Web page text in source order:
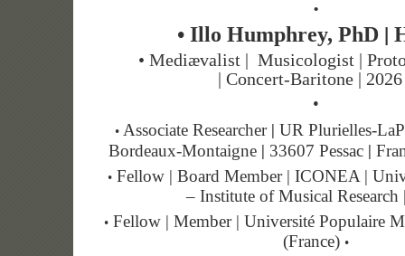
•
• Illo Humphrey, PhD |
• Mediævalist | Musicologist |
| Concert-Baritone | 2026
•
• Associate Researcher| UR Plurielles-
Bordeaux-Montaigne | 33607 Pessac |
•Fellow | Board Member | ICONEA |
– Institute of Musical
•Fellow | Member | Université Populaire
(France) •